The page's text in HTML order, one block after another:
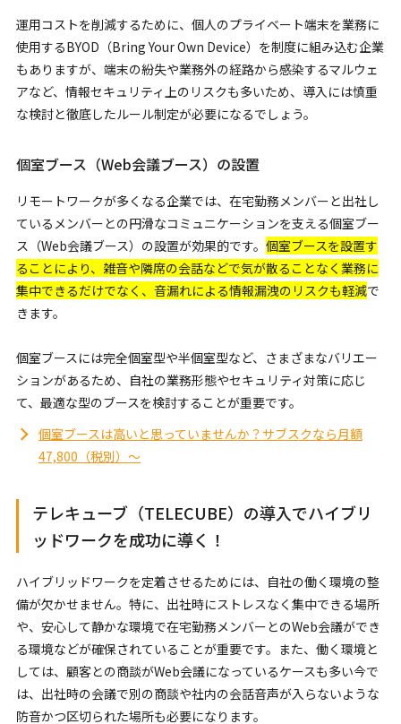
運用コストを削減するために、個人のプライベート端末を業務に
使用するBYOD（Bring Your Own Device）を制度に組み込む企業
もありますが、端末の紛失や業務外の経路から感染するマルウェ
アなど、情報セキュリティ上のリスクも多いため、導入には慎重
な検討と徹底したルール制定が必要になるでしょう。
個室ブース（Web会議ブース）の設置
リモートワークが多くなる企業では、在宅勤務メンバーと出社し
ているメンバーとの円滑なコミュニケーションを支える個室ブー
ス（Web会議ブース）の設置が効果的です。 個室ブースを設置す
ることにより、雑音や隣席の会話などで気が散ることなく業務に
集中できるだけでなく、音漏れによる情報漏洩のリスクも軽減で
きます。
個室ブースには完全個室型や半個室型など、さまざまなバリエー
ションがあるため、自社の業務形態やセキュリティ対策に応じ
て、最適な型のブースを検討することが重要です。
個室ブースは高いと思っていませんか？サブスクなら月額
47,800（税別）～
テレキューブ（TELECUBE）の導入でハイブリ
ッドワークを成功に導く！
ハイブリッドワークを定着させるためには、自社の働く環境の整
備が欠かせません。特に、出社時にストレスなく集中できる場所
や、安心して静かな環境で在宅勤務メンバーとのWeb会議ができ
る環境などが確保されていることが重要です。また、働く環境と
しては、顧客との商談がWeb会議になっているケースも多い今で
は、出社時の会議で別の商談や社内の会話音声が入らないような
防音かつ区切られた場所も必要になります。